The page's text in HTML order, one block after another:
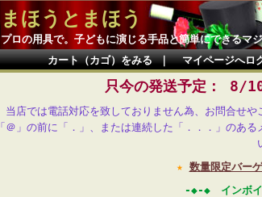
まほうとまほう
プロの用具で。子どもに演じる手品と簡単にできるマ
カート（カゴ）をみる｜ マイページへロ
只今の発送予定： 8/
当店では電話対応を致しておりません為、お問合せ
「＠」の前に「．」、または連続した「．．．」のあ
★ 数量限定バー
-◆-◆ インボ